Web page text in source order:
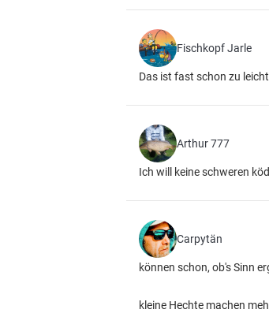
Fischkopf Jarle
Das ist fast schon zu
Arthur 777
Ich will keine schweren
Carpytän
können schon, ob's Sinn
kleine Hechte machen